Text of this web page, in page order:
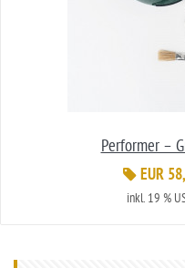
Performer –
EUR
inkl. 19 %